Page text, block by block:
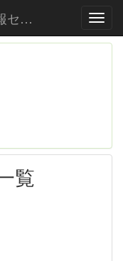
北九州学術研究都市学術情報センター
覧